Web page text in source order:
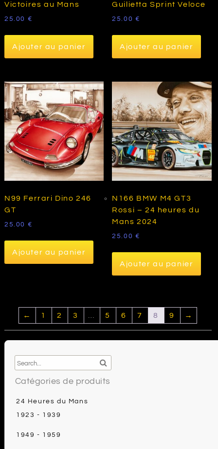
Victoires au Mans
25.00 €
Ajouter au panier
Guilietta Sprint Veloce
25.00 €
Ajouter au panier
N99 Ferrari Dino 246
GT
25.00 €
Ajouter au panier
N166 BMW M4 GT3
Rossi – 24 heures du
Mans 2024
25.00 €
Ajouter au panier
← 1 2 3 5 6 7 8 9 →
Catégories de produits
24 Heures du Mans
1923 - 1939
1949 - 1959